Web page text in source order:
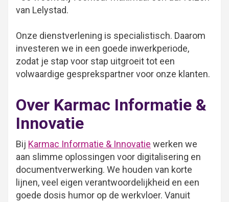
van Lelystad.
Onze dienstverlening is specialistisch. Daarom
investeren we in een goede inwerkperiode,
zodat je stap voor stap uitgroeit tot een
volwaardige gesprekspartner voor onze klanten.
Over Karmac Informatie &
Innovatie
Bij Karmac Informatie & Innovatie werken we
aan slimme oplossingen voor digitalisering en
documentverwerking. We houden van korte
lijnen, veel eigen verantwoordelijkheid en een
goede dosis humor op de werkvloer. Vanuit